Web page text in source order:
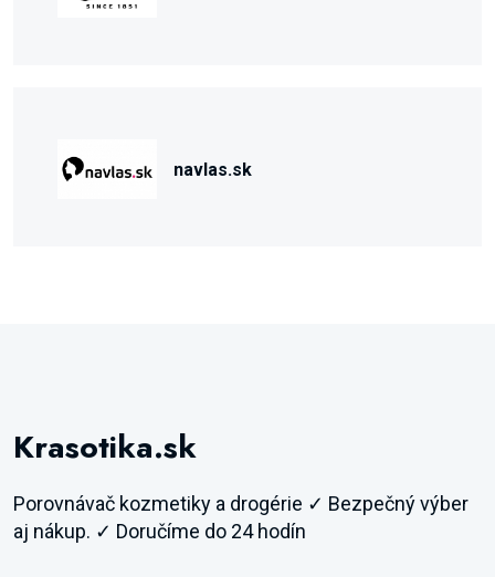
navlas.sk
Krasotika.sk
Porovnávač kozmetiky a drogérie ✓ Bezpečný výber
aj nákup. ✓ Doručíme do 24 hodín